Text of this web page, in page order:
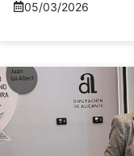
05/03/2026